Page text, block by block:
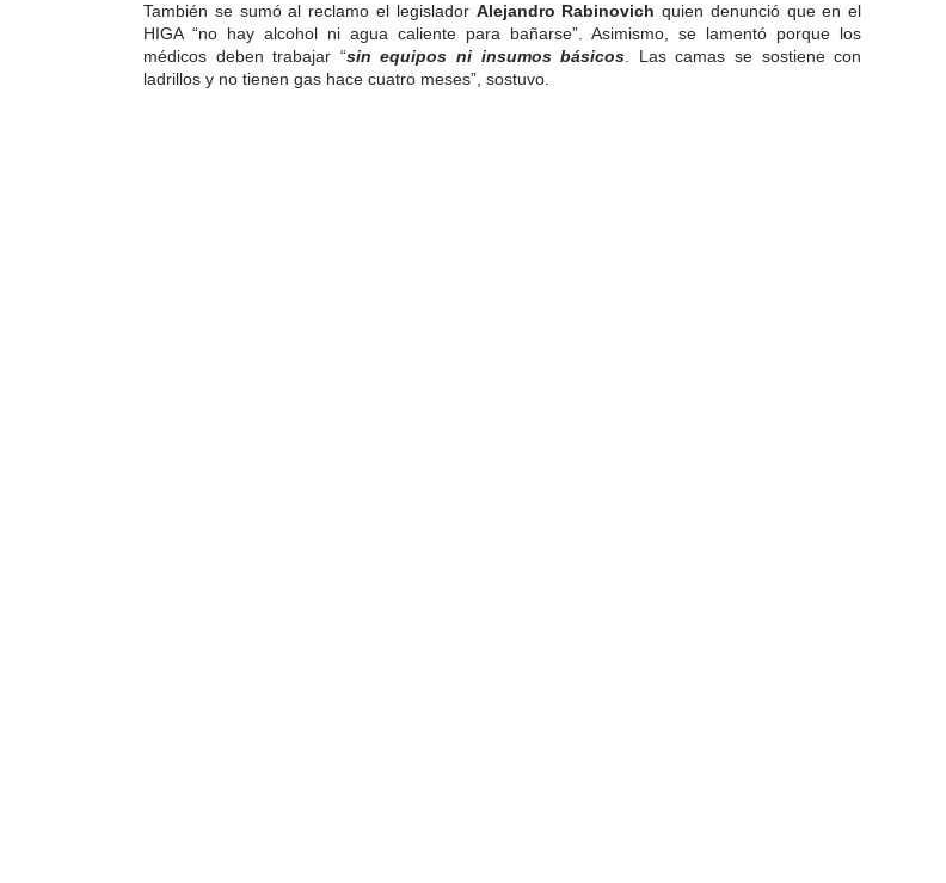
También se sumó al reclamo el legislador Alejandro Rabinovich quien denunció que en el
HIGA “no hay alcohol ni agua caliente para bañarse”. Asimismo, se lamentó porque los
médicos deben trabajar “sin equipos ni insumos básicos . Las camas se sostiene con
ladrillos y no tienen gas hace cuatro meses”, sostuvo.